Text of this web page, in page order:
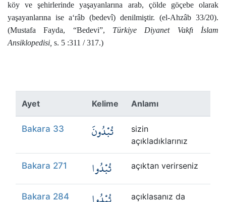
köy ve şehirlerinde yaşayanlarına arab, çölde göçebe olarak
yaşayanlarına ise a‘râb (bedevî) denilmiştir. (el-Ahzâb 33/20).
(Mustafa Fayda, “Bedevi”, Türkiye Diyanet Vakfı İslam
Ansiklopedisi, s. 5 :311 / 317.)
Ayet Kelime Anlamı
Bakara 33 تُبْدُونَ
sizin
açıkladıklarınız
Bakara 271 تُبْدُوا açıktan verirseniz
Bakara 284 açıklasanız da